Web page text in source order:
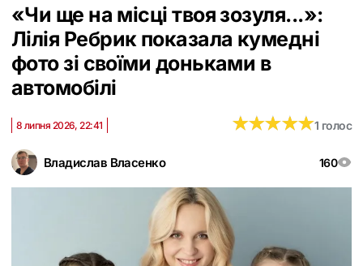
«Чи ще на місці твоя зозуля...»:
Лілія Ребрик показала кумедні
фото зі своїми доньками в
автомобілі
Владислав Власенко 160
8 липня 2026, 22:41 ★★★★★
★★★★★1 голос